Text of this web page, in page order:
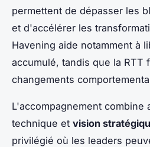
permettent de dépasser les
et d'accélérer les
Havening aide notamment à
accumulé, tandis que la RTT
changements
L'accompagnement combine
technique et vision
privilégié où les leaders